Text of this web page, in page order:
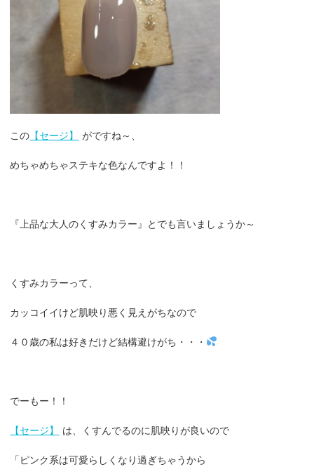
この 【セージ】 がですね～、
めちゃめちゃステキな色なんですよ！！
『上品な大人のくすみカラー』とでも言いましょうか～
くすみカラーって、
カッコイイけど肌映り悪く見えがちなので
４０歳の私は好きだけど結構避けがち・・・
でーもー！！
【セージ】 は、くすんでるのに肌映りが良いので
「ピンク系は可愛らしくなり過ぎちゃうから